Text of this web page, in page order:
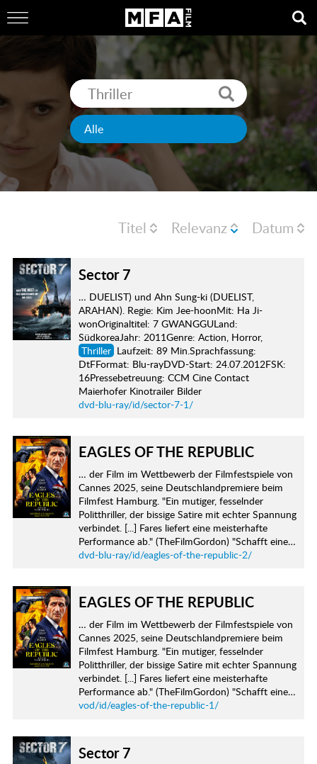
Titel Relevanz Datum
Sector 7
… DUELIST) und Ahn Sung-ki (DUELIST,
ARAHAN). Regie: Kim Jee-hoonMit: Ha Ji-
wonOriginaltitel: 7 GWANGGULand:
SüdkoreaJahr: 2011Genre: Action, Horror,
Thriller Laufzeit: 89 Min.Sprachfassung:
DtFFormat: Blu-rayDVD-Start: 24.07.2012FSK:
16Pressebetreuung: CCM Cine Contact
Maierhofer Kinotrailer Bilder
dvd-blu-ray/id/sector-7-1/
EAGLES OF THE REPUBLIC
… der Film im Wettbewerb der Filmfestspiele von
Cannes 2025, seine Deutschlandpremiere beim
Filmfest Hamburg. "Ein mutiger, fesselnder
Politthriller, der bissige Satire mit echter Spannung
verbindet. [...] Fares liefert eine meisterhafte
Performance ab." (TheFilmGordon) "Schafft eine…
dvd-blu-ray/id/eagles-of-the-republic-2/
EAGLES OF THE REPUBLIC
… der Film im Wettbewerb der Filmfestspiele von
Cannes 2025, seine Deutschlandpremiere beim
Filmfest Hamburg. "Ein mutiger, fesselnder
Politthriller, der bissige Satire mit echter Spannung
verbindet. [...] Fares liefert eine meisterhafte
Performance ab." (TheFilmGordon) "Schafft eine…
vod/id/eagles-of-the-republic-1/
Sector 7